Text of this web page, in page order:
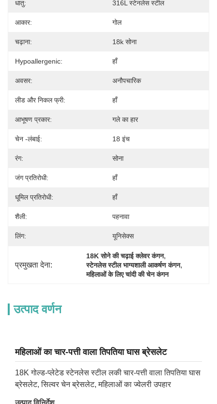
धातु: 316L स्टेनलेस स्टील
आकार: गोल
चढ़ाना: 18k सोना
Hypoallergenic: हाँ
अवसर: अनौपचारिक
लीड और निकल फ्री: हाँ
आभूषण प्रकार: गले का हार
चेन -लंबाई: 18 इंच
रंग: सोना
जंग प्रतिरोधी: हाँ
धूमिल प्रतिरोधी: हाँ
शैली: पहनावा
लिंग: यूनिसेक्स
प्रमुखता देना:
18K सोने की चढ़ाई क्लेवर कंगन,
स्टेनलेस स्टील भाग्यशाली आकर्षण कंगन,
महिलाओं के लिए चांदी की चेन कंगन
उत्पाद वर्णन
महिलाओं का चार-पत्ती वाला तिपतिया घास ब्रेसलेट
18K गोल्ड-प्लेटेड स्टेनलेस स्टील लकी चार-पत्ती वाला तिपतिया घास
ब्रेसलेट, सिल्वर चेन ब्रेसलेट, महिलाओं का ज्वेलरी उपहार